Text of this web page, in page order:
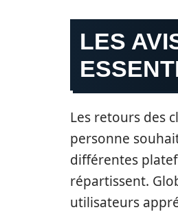
LES
Les retours des
personne
différentes
répartissent.
utilisateurs